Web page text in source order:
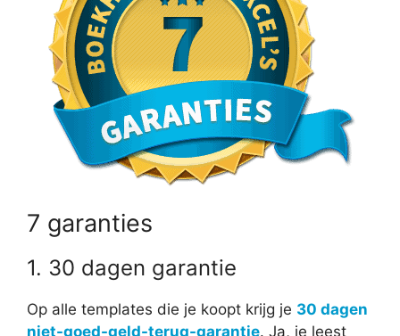
7 garanties
1. 30 dagen garantie
Op alle templates die je koopt krijg je 30 dagen
niet-goed-geld-terug-garantie. Ja, je leest